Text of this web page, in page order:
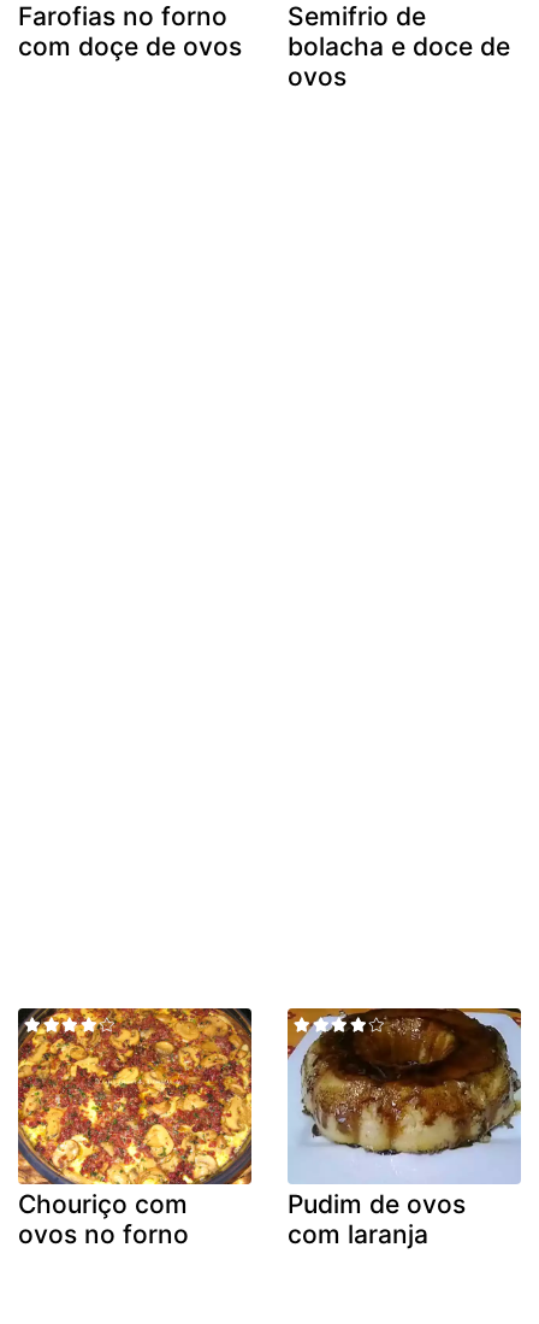
Farofias no forno
com doçe de ovos
Semifrio de
bolacha e doce de
ovos
Chouriço com
ovos no forno
Pudim de ovos
com laranja